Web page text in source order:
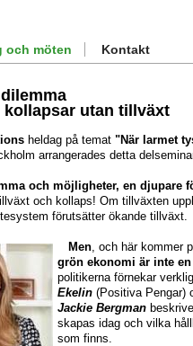
och möten Kontakt
kollapsar utan tillväxt
heldag på temat "När larmet
arrangerades detta
och möjligheter, en djupare
och kollaps! Om tillväxten
förutsätter ökande tillväxt.
Men , och här kommer
grön ekonomi är inte
politikerna förnekar
Ekelin (Positiva Pengar)
Jackie Bergman
skapas idag och vilka
som finns.